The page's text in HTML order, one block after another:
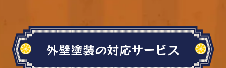
外壁塗装の対応サービス